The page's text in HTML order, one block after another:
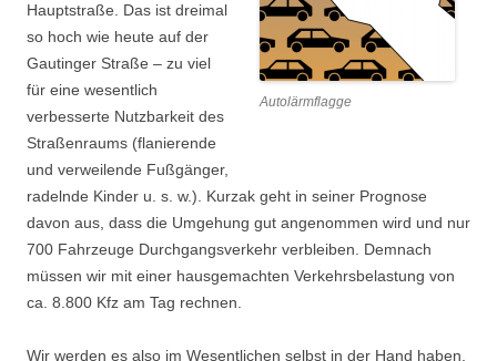
Autolärmflagge
Hauptstraße. Das ist dreimal
so hoch wie heute auf der
Gautinger Straße – zu viel
für eine wesentlich
verbesserte Nutzbarkeit des
Straßenraums (flanierende
und verweilende Fußgänger,
radelnde Kinder u. s. w.). Kurzak geht in seiner Prognose
davon aus, dass die Umgehung gut angenommen wird und nur
700 Fahrzeuge Durchgangsverkehr verbleiben. Demnach
müssen wir mit einer hausgemachten Verkehrsbelastung von
ca. 8.800 Kfz am Tag rechnen.
Wir werden es also im Wesentlichen selbst in der Hand haben,